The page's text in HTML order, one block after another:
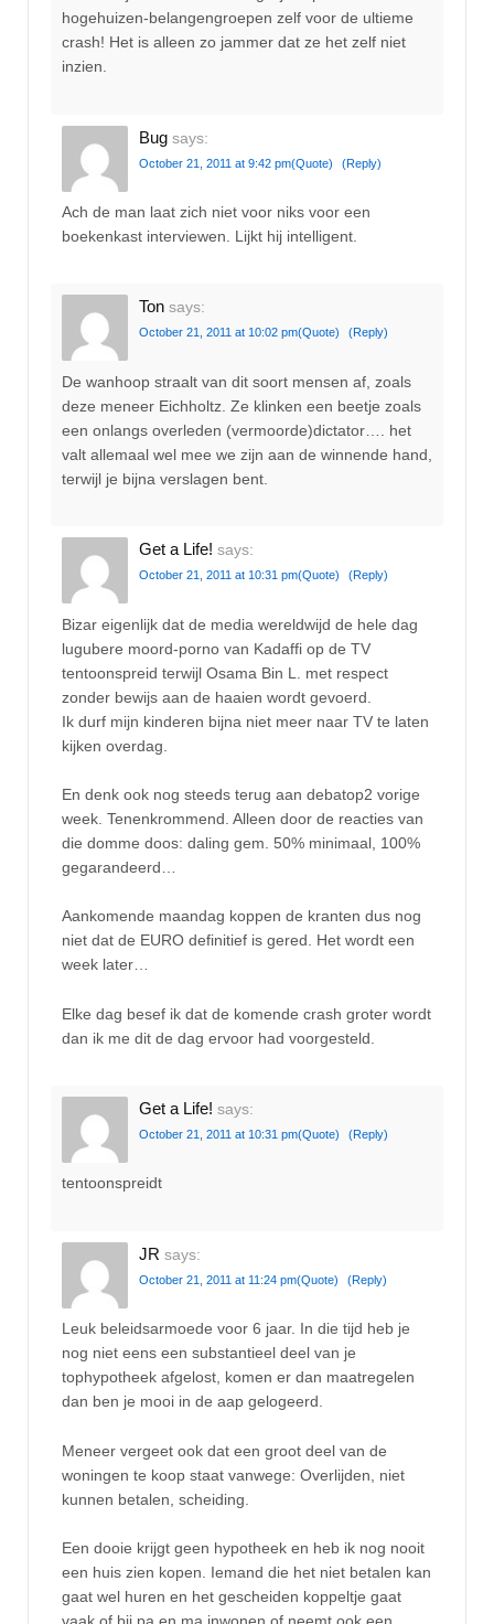
hogehuizen-belangengroepen zelf voor de ultieme
crash! Het is alleen zo jammer dat ze het zelf niet
inzien.
Bug says:
October 21, 2011 at 9:42 pm(Quote) (Reply)
Ach de man laat zich niet voor niks voor een
boekenkast interviewen. Lijkt hij intelligent.
Ton says:
October 21, 2011 at 10:02 pm(Quote) (Reply)
De wanhoop straalt van dit soort mensen af, zoals
deze meneer Eichholtz. Ze klinken een beetje zoals
een onlangs overleden (vermoorde)dictator…. het
valt allemaal wel mee we zijn aan de winnende hand,
terwijl je bijna verslagen bent.
Get a Life! says:
October 21, 2011 at 10:31 pm(Quote) (Reply)
Bizar eigenlijk dat de media wereldwijd de hele dag
lugubere moord-porno van Kadaffi op de TV
tentoonspreid terwijl Osama Bin L. met respect
zonder bewijs aan de haaien wordt gevoerd.
Ik durf mijn kinderen bijna niet meer naar TV te laten
kijken overdag.
En denk ook nog steeds terug aan debatop2 vorige
week. Tenenkrommend. Alleen door de reacties van
die domme doos: daling gem. 50% minimaal, 100%
gegarandeerd…
Aankomende maandag koppen de kranten dus nog
niet dat de EURO definitief is gered. Het wordt een
week later…
Elke dag besef ik dat de komende crash groter wordt
dan ik me dit de dag ervoor had voorgesteld.
Get a Life! says:
October 21, 2011 at 10:31 pm(Quote) (Reply)
tentoonspreidt
JR says:
October 21, 2011 at 11:24 pm(Quote) (Reply)
Leuk beleidsarmoede voor 6 jaar. In die tijd heb je
nog niet eens een substantieel deel van je
tophypotheek afgelost, komen er dan maatregelen
dan ben je mooi in de aap gelogeerd.
Meneer vergeet ook dat een groot deel van de
woningen te koop staat vanwege: Overlijden, niet
kunnen betalen, scheiding.
Een dooie krijgt geen hypotheek en heb ik nog nooit
een huis zien kopen. Iemand die het niet betalen kan
gaat wel huren en het gescheiden koppeltje gaat